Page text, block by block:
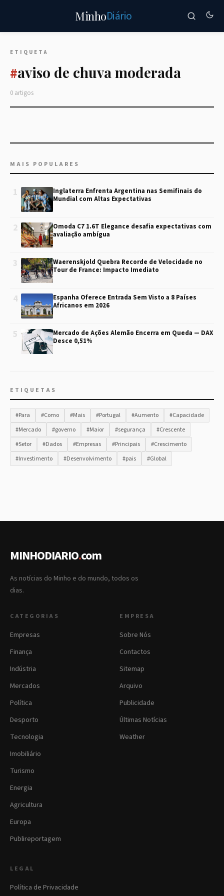
MinhoDiário
ETIQUETA
#aviso de chuva moderada
0 artigos
MAIS POPULARES
1
Inglaterra Enfrenta Argentina nas Semifinais do
Mundial com Altas Expectativas
2
Omoda C7 1.6T Elegance desafia expectativas com
avaliação ambígua
3
Waerenskjold Quebra Recorde de Velocidade no
Tour de France: Impacto Imediato
4
Espanha Oferece Entrada Sem Visto a 8 Países
Africanos em 2026
5
Mercado de Ações Alemão Encerra em Queda — DAX
Desce 0,51%
ETIQUETAS
#Para #Como #Mais #Portugal #Aumento
#Capacidade
#Mercado
#governo #Maior #segurança
#Crescente
#Setor
#Dados #Empresas #Principais
#Crescimento
#Investimento
#Desenvolvimento #pais #Global
MINHODIARIO.com
As notícias do Minho e do mundo, todos os
dias.
CATEGORIAS
Empresas
Finança
Indústria
Mercados
Política
Desporto
Tecnologia
Imobiliário
Turismo
Energia
Agricultura
Europa
Publireportagem
EMPRESA
Sobre Nós
Contactos
Sitemap
Arquivo
Publicidade
Últimas Notícias
Weather
LEGAL
Política de Privacidade